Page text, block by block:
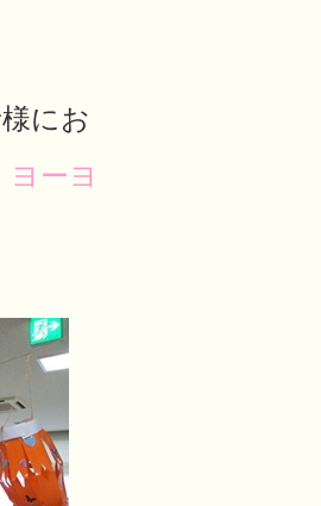
にお
ヨーヨ